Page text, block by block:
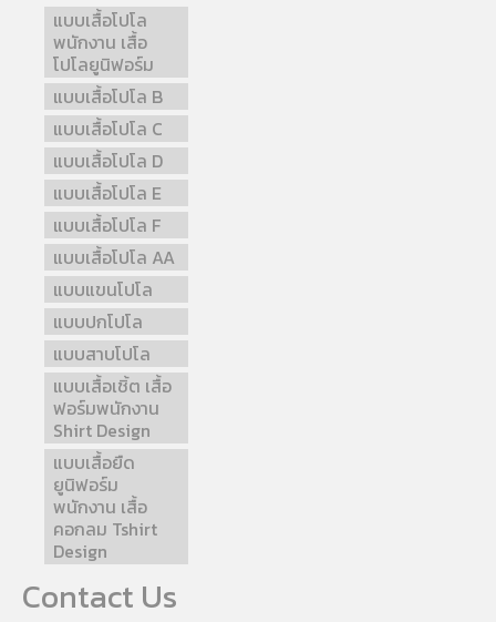
แบบเสื้อโปโล
พนักงาน เสื้อ
โปโลยูนิฟอร์ม
แบบเสื้อโปโล B
แบบเสื้อโปโล C
แบบเสื้อโปโล D
แบบเสื้อโปโล E
แบบเสื้อโปโล F
แบบเสื้อโปโล AA
แบบแขนโปโล
แบบปกโปโล
แบบสาบโปโล
แบบเสื้อเชิ้ต เสื้อ
ฟอร์มพนักงาน
Shirt Design
แบบเสื้อยืด
ยูนิฟอร์ม
พนักงาน เสื้อ
คอกลม Tshirt
Design
Contact Us